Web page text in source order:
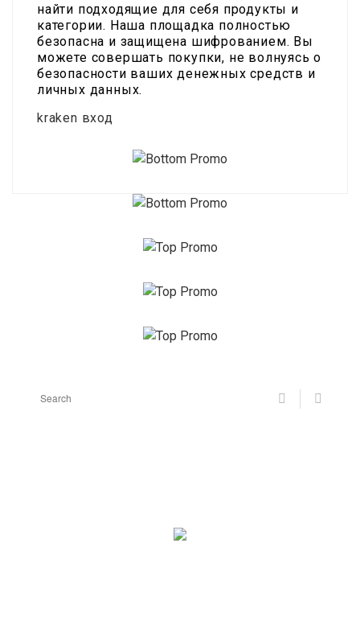
найти подходящие для себя продукты и
категории. Наша площадка полностью
безопасна и защищена шифрованием. Вы
можете совершать покупки, не волнуясь о
безопасности ваших денежных средств и
личных данных.
kraken вход